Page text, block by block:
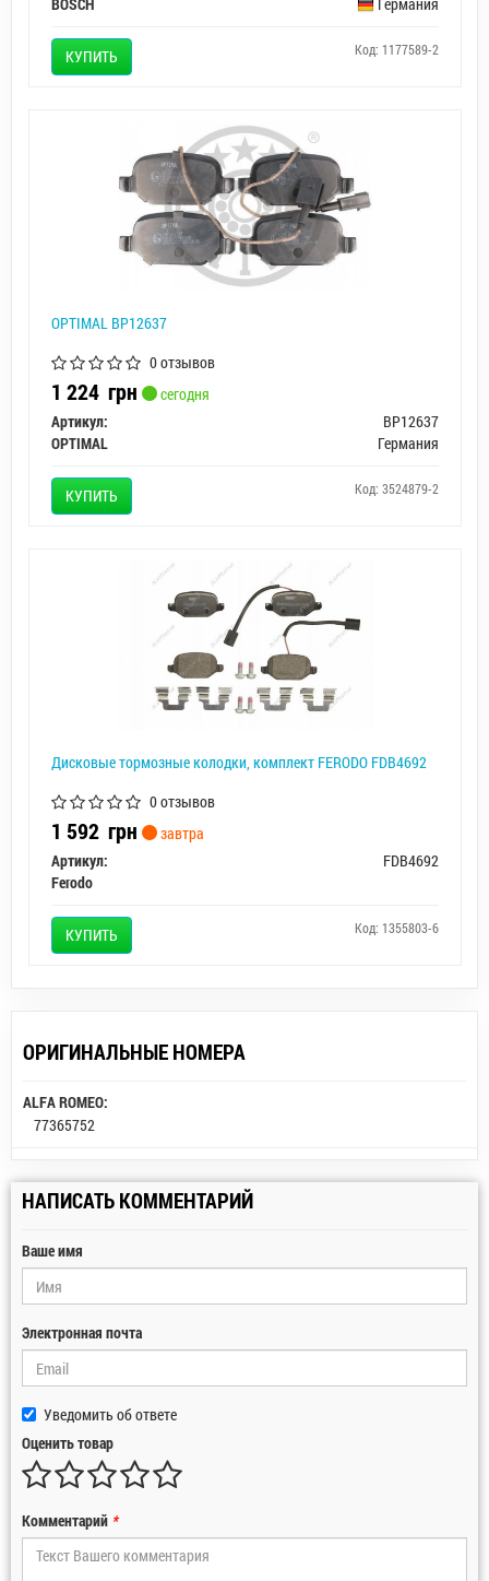
КУПИТЬ Код: 1177589-2
OPTIMAL BP12637
0 отзывов
1 224 грн
сегодня
Артикул:
BP12637
OPTIMAL
Германия
КУПИТЬ Код: 3524879-2
Дисковые тормозные колодки, комплект FERODO FDB4692
0 отзывов
1 592 грн
завтра
Артикул:
FDB4692
Ferodo
КУПИТЬ Код: 1355803-6
ОРИГИНАЛЬНЫЕ НОМЕРА
ALFA ROMEO:
77365752
НАПИСАТЬ КОММЕНТАРИЙ
Ваше имя
Электронная почта
Уведомить об ответе
Оценить товар
Комментарий *